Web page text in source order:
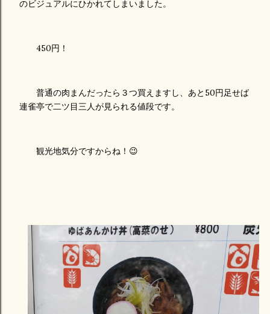
のビジュアルにひかれてしまいました。
450円！
普通の肉まんだったら３つ買えますし、あと50円足せば
連雀亭で二ツ目三人が見られる値段です。
観光地気分ですからね！😉